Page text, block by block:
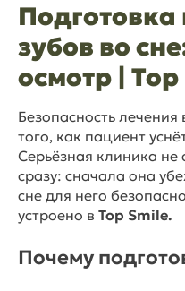
зубов во
осмотр |
Безопасность
того, как пациент
Серьёзная клиника не
сразу: сначала она
сне для него
устроено в Top Smile.
Почему